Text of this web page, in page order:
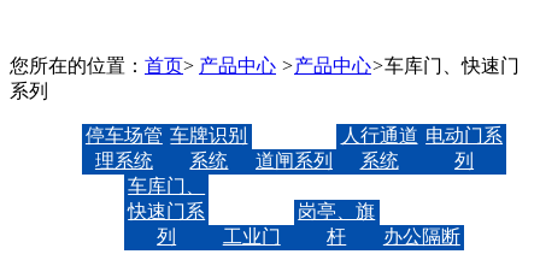
您所在的位置： 首页> 产品中心 >产品中心>车库门、快速门
系列
停车场管
理系统
车牌识别
系统
道闸系列
人行通道
系统
电动门系
列
车库门、
快速门系
列
工业门
岗亭、旗
杆
办公隔断